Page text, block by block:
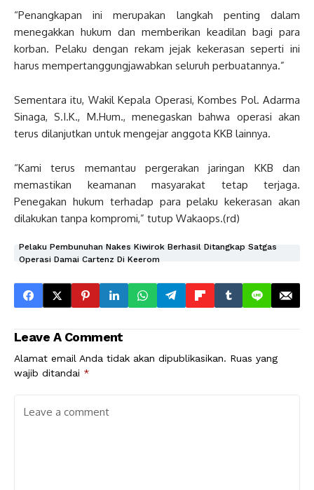
“Penangkapan ini merupakan langkah penting dalam
menegakkan hukum dan memberikan keadilan bagi para
korban. Pelaku dengan rekam jejak kekerasan seperti ini
harus mempertanggungjawabkan seluruh perbuatannya.”
Sementara itu, Wakil Kepala Operasi, Kombes Pol. Adarma
Sinaga, S.I.K., M.Hum., menegaskan bahwa operasi akan
terus dilanjutkan untuk mengejar anggota KKB lainnya.
“Kami terus memantau pergerakan jaringan KKB dan
memastikan keamanan masyarakat tetap terjaga.
Penegakan hukum terhadap para pelaku kekerasan akan
dilakukan tanpa kompromi,” tutup Wakaops.(rd)
Pelaku Pembunuhan Nakes Kiwirok Berhasil Ditangkap Satgas
Operasi Damai Cartenz Di Keerom
Leave A Comment
Alamat email Anda tidak akan dipublikasikan. Ruas yang
wajib ditandai *